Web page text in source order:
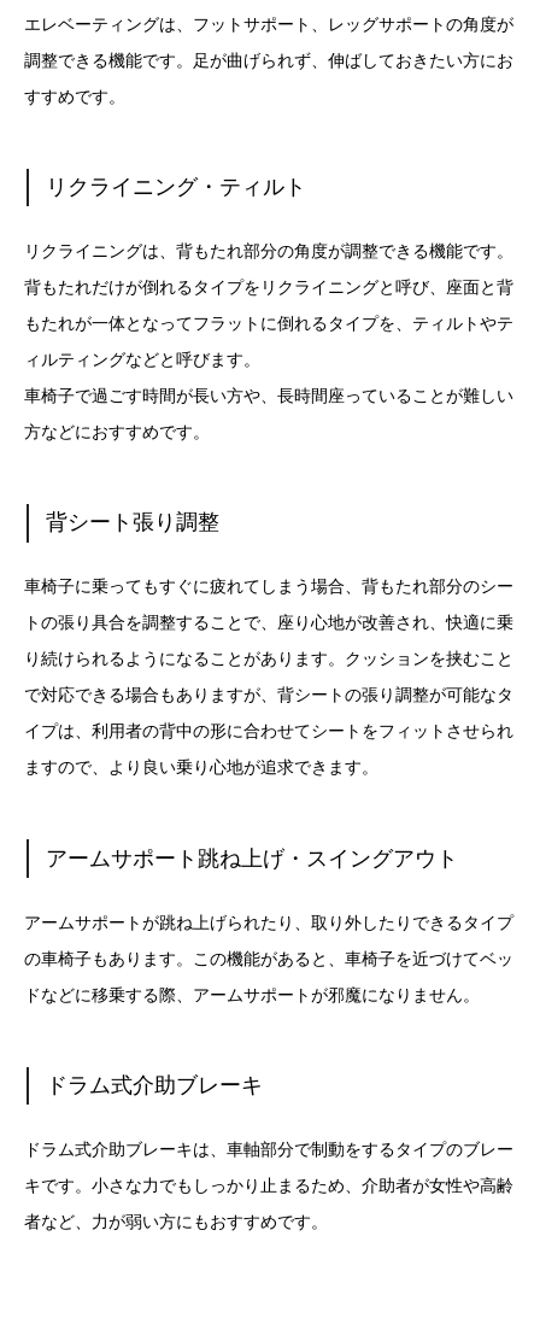
エレベーティングは、フットサポート、レッグサポートの角度が
調整できる機能です。足が曲げられず、伸ばしておきたい方にお
すすめです。
リクライニング・ティルト
リクライニングは、背もたれ部分の角度が調整できる機能です。
背もたれだけが倒れるタイプをリクライニングと呼び、座面と背
もたれが一体となってフラットに倒れるタイプを、ティルトやテ
ィルティングなどと呼びます。
車椅子で過ごす時間が長い方や、長時間座っていることが難しい
方などにおすすめです。
背シート張り調整
車椅子に乗ってもすぐに疲れてしまう場合、背もたれ部分のシー
トの張り具合を調整することで、座り心地が改善され、快適に乗
り続けられるようになることがあります。クッションを挟むこと
で対応できる場合もありますが、背シートの張り調整が可能なタ
イプは、利用者の背中の形に合わせてシートをフィットさせられ
ますので、より良い乗り心地が追求できます。
アームサポート跳ね上げ・スイングアウト
アームサポートが跳ね上げられたり、取り外したりできるタイプ
の車椅子もあります。この機能があると、車椅子を近づけてベッ
ドなどに移乗する際、アームサポートが邪魔になりません。
ドラム式介助ブレーキ
ドラム式介助ブレーキは、車軸部分で制動をするタイプのブレー
キです。小さな力でもしっかり止まるため、介助者が女性や高齢
者など、力が弱い方にもおすすめです。